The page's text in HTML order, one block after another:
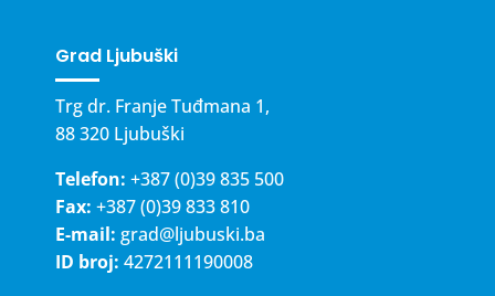
Grad Ljubuški
Trg dr. Franje Tuđmana 1,
88 320 Ljubuški
Telefon: +387 (0)39 835 500
Fax: +387 (0)39 833 810
E-mail: grad@ljubuski.ba
ID broj: 4272111190008